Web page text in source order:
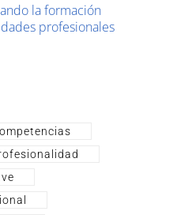
la formación
profesionales